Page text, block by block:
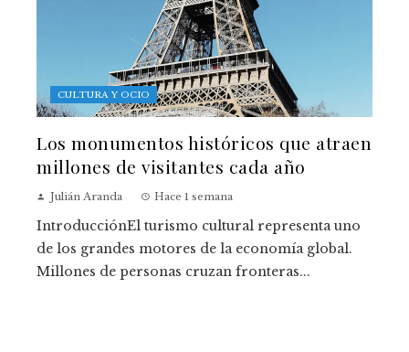
CULTURA Y OCIO
Los monumentos históricos que atraen
millones de visitantes cada año
Julián Aranda Hace 1 semana
IntroducciónEl turismo cultural representa uno
de los grandes motores de la economía global.
Millones de personas cruzan fronteras...